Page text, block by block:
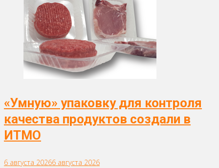
«Умную» упаковку для контроля
качества продуктов создали в
ИТМО
6 августа 20266 августа 2026